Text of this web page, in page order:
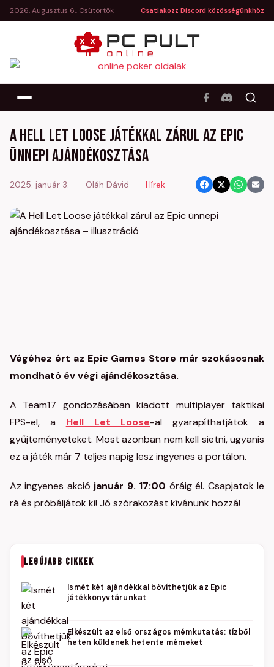
2026. Augusztus 6., Csütörtök Csatlakozz Discord közösségünkhöz
A Hell Let Loose játékkal zárul az Epic
ünnepi ajándékosztása
2025. január 3. · Oláh Dávid · Hírek
Végéhez ért az Epic Games Store már szokásosnak
mondható év végi ajándékosztása.
A Team17 gondozásában kiadott multiplayer taktikai
FPS-el, a Hell Let Loose-al gyarapíthatjátok a
gyűjteményeteket. Most azonban nem kell sietni, ugyanis
ez a játék már 7 teljes napig lesz ingyenes a portálon.
Az ingyenes akció január 9. 17:00 óráig él. Csapjatok le
rá és próbáljátok ki! Jó szórakozást kívánunk hozzá!
LEGÚJABB CIKKEK
Ismét két ajándékkal bővíthetjük az Epic
játékkönyvtárunkat
Elkészült az első országos mémkutatás: tízből
heten küldenek hetente mémeket